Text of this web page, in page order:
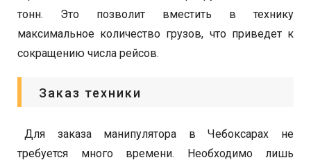
тонн. Это позволит вместить в технику
максимальное количество грузов, что приведет к
сокращению числа рейсов.
Заказ техники
Для заказа манипулятора в Чебоксарах не
требуется много времени. Необходимо лишь